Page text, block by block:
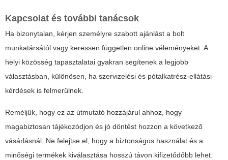
Kapcsolat és további tanácsok
Ha bizonytalan, kérjen személyre szabott ajánlást a bolt
munkatársától vagy keressen független online véleményeket. A
helyi közösség tapasztalatai gyakran segítenek a legjobb
választásban, különösen, ha szervizelési és pótalkatrész-ellátási
kérdések is felmerülnek.
Reméljük, hogy ez az útmutató hozzájárul ahhoz, hogy
magabiztosan tájékozódjon és jó döntést hozzon a következő
vásárlásnál. Ne felejtse el, hogy a biztonságos használat és a
minőségi termékek kiválasztása hosszú távon kifizetődőbb lehet.